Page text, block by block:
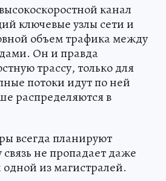
канал
ключевые узлы сети и
объем трафика между
Он и правда
трассу, только для
потоки идут по ней
распределяются в
всегда планируют
не пропадает даже
из магистралей.